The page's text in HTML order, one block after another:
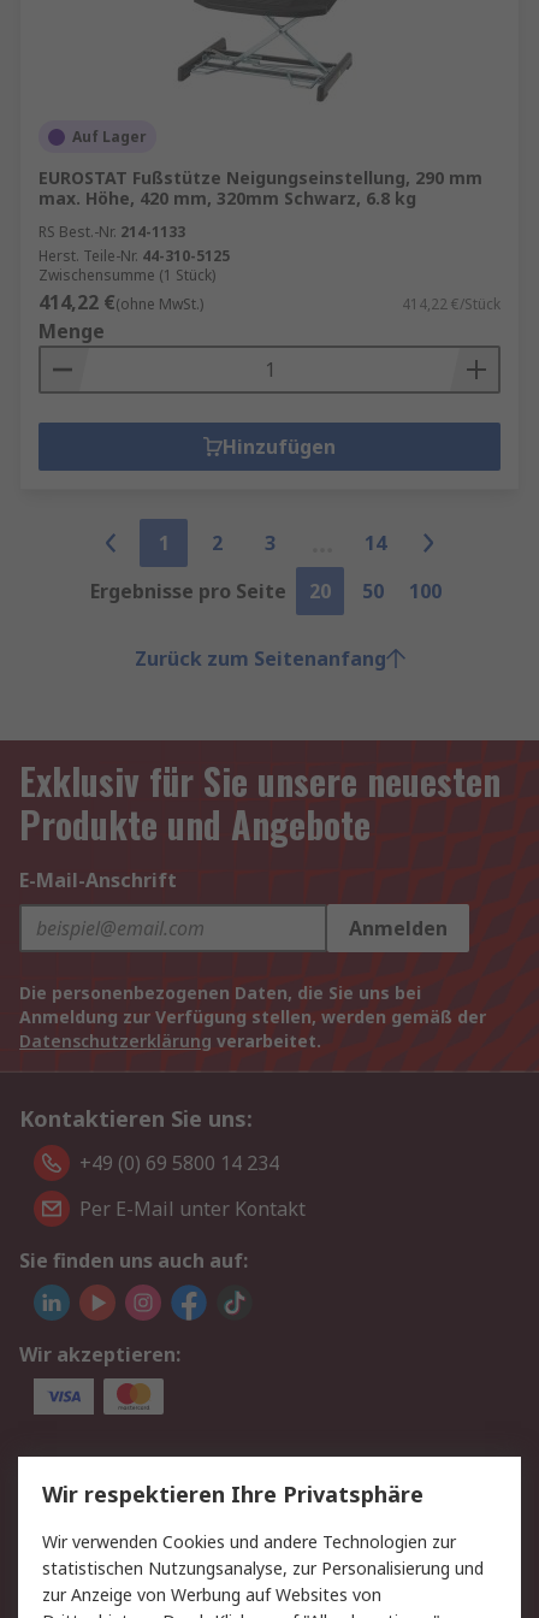
Auf Lager
EUROSTAT Fußstütze Neigungseinstellung, 290 mm
max. Höhe, 420 mm, 320mm Schwarz, 6.8 kg
RS Best.-Nr. 214-1133
Herst. Teile-Nr. 44-310-5125
Zwischensumme (1 Stück)
414,22 €(ohne MwSt.) 414,22 €/Stück
Menge
Hinzufügen
1 2 3
14
Ergebnisse pro Seite
20 50 100
Zurück zum Seitenanfang
Exklusiv für Sie unsere neuesten
Produkte und Angebote
E-Mail-Anschrift
Anmelden
Die personenbezogenen Daten, die Sie uns bei
Anmeldung zur Verfügung stellen, werden gemäß der
Datenschutzerklärung verarbeitet.
Kontaktieren Sie uns:
+49 (0) 69 5800 14 234
Per E-Mail unter Kontakt
Sie finden uns auch auf:
Wir akzeptieren:
Service
Value Added Services
Lieferlösungen
Rücksendungen
Kontakt
Hilfe
Privatkunden
Wir respektieren Ihre Privatsphäre
Wir verwenden Cookies und andere Technologien zur
statistischen Nutzungsanalyse, zur Personalisierung und
zur Anzeige von Werbung auf Websites von